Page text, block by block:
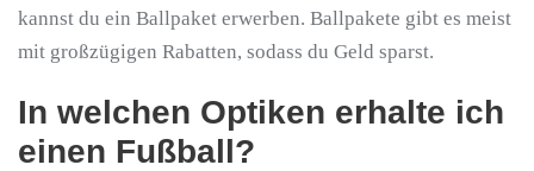
kannst du ein Ballpaket erwerben. Ballpakete gibt es meist
mit großzügigen Rabatten, sodass du Geld sparst.
In welchen Optiken erhalte ich
einen Fußball?